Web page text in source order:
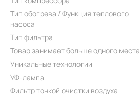
Тип обогрева / Функция теплового
насоса
Тип фильтра
Товар занимает больше одного места
Уникальные технологии
УФ-лампа
Фильтр тонкой очистки воздуха